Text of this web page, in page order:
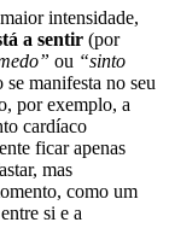
intensidade,
a sentir (por
ou “sinto
se manifesta no seu
por exemplo, a
cardíaco
ficar apenas
mas
como um
si e a